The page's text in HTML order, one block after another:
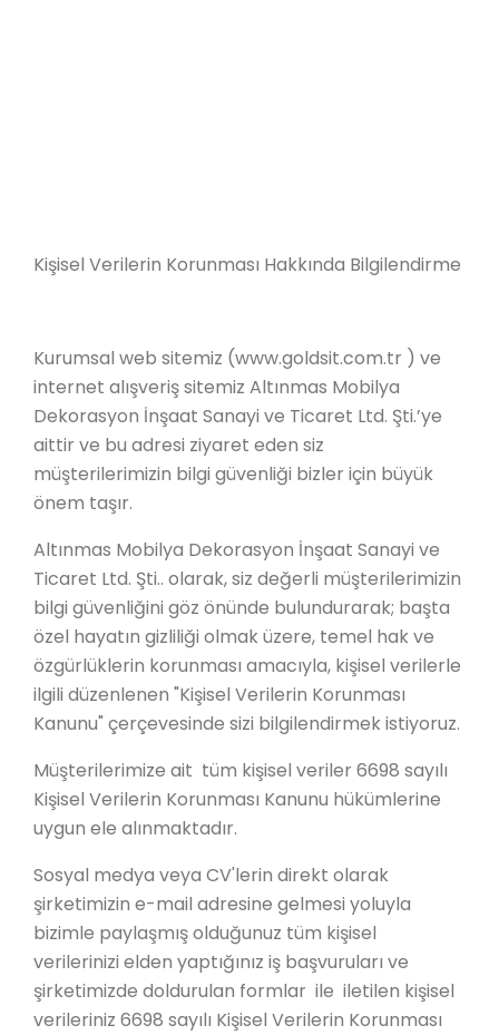
Kişisel Verilerin Korunması Hakkında Bilgilendirme
Kurumsal web sitemiz (www.goldsit.com.tr ) ve
internet alışveriş sitemiz Altınmas Mobilya
Dekorasyon İnşaat Sanayi ve Ticaret Ltd. Şti.’ye
aittir ve bu adresi ziyaret eden siz
müşterilerimizin bilgi güvenliği bizler için büyük
önem taşır.
Altınmas Mobilya Dekorasyon İnşaat Sanayi ve
Ticaret Ltd. Şti.. olarak, siz değerli müşterilerimizin
bilgi güvenliğini göz önünde bulundurarak; başta
özel hayatın gizliliği olmak üzere, temel hak ve
özgürlüklerin korunması amacıyla, kişisel verilerle
ilgili düzenlenen "Kişisel Verilerin Korunması
Kanunu" çerçevesinde sizi bilgilendirmek istiyoruz.
Müşterilerimize ait tüm kişisel veriler 6698 sayılı
Kişisel Verilerin Korunması Kanunu hükümlerine
uygun ele alınmaktadır.
Sosyal medya veya CV'lerin direkt olarak
şirketimizin e-mail adresine gelmesi yoluyla
bizimle paylaşmış olduğunuz tüm kişisel
verilerinizi elden yaptığınız iş başvuruları ve
şirketimizde doldurulan formlar ile iletilen kişisel
verileriniz 6698 sayılı Kişisel Verilerin Korunması